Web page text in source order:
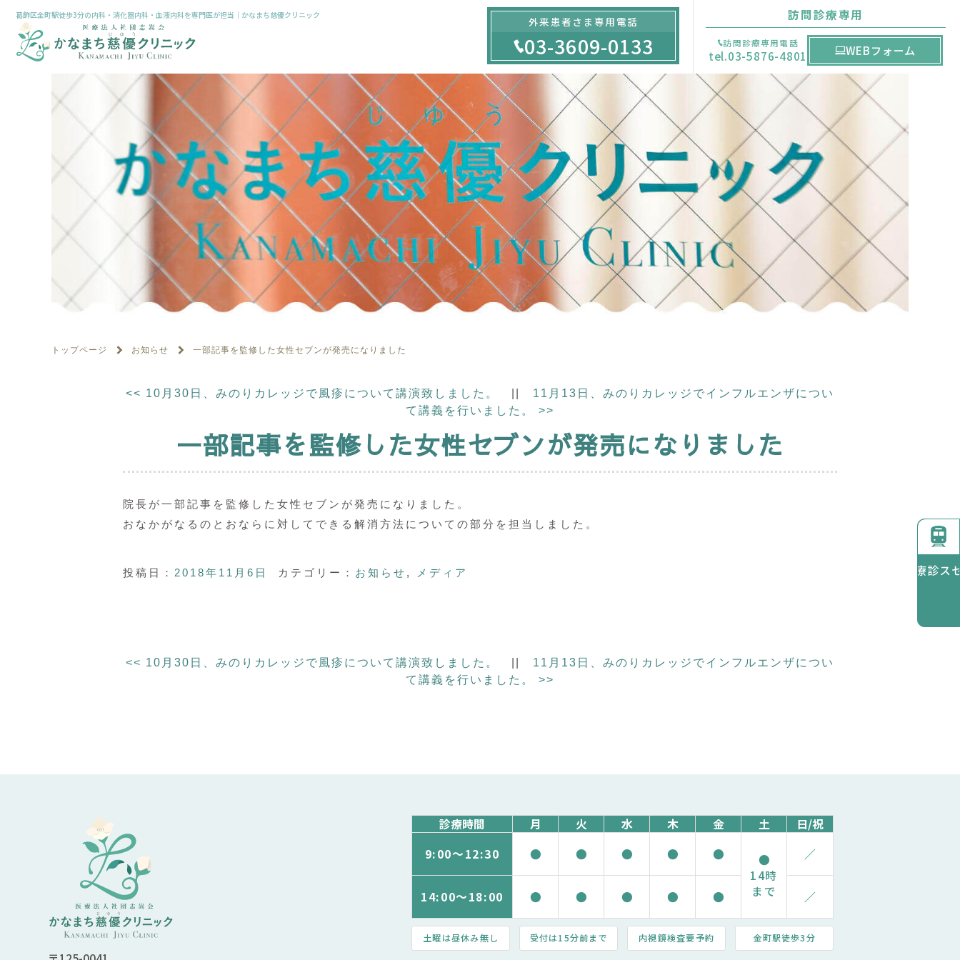
葛飾区金町駅徒歩3分の内科・消化器内科・血液内科を専門医が担当｜かなまち慈優クリニック 外来患者さま専用電話
03-3609-0133
訪問診療専用
訪問診療専用電話
tel.03-5876-4801 WEBフォーム
アクセス
トップページ お知らせ 一部記事を監修した女性セブンが発売になりました
<< 10月30日、みのりカレッジで風疹について講演致しました。
11月13日、みのりカレッジでインフルエンザについ
て講義を行いました。 >>
一部記事を監修した女性セブンが発売になりました
院長が一部記事を監修した女性セブンが発売になりました。
おなかがなるのとおならに対してできる解消方法についての部分を担当しました。
投稿日： 2018年11月6日 カテゴリー： お知らせ , メディア
<< 10月30日、みのりカレッジで風疹について講演致しました。
11月13日、みのりカレッジでインフルエンザについ
て講義を行いました。 >>
診療時間 月 火 水 木 金 土
日/祝
9:00～12:30 ● ● ● ● ●
●
14時
まで
／
14:00～18:00 ● ● ● ● ● ／
土曜は昼休み無し 受付は15分前まで 内視鏡検査要予約 金町駅徒歩3分